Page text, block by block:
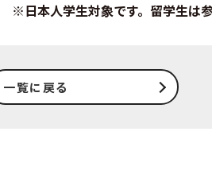
※日本人学生対象です。留学生は
一覧に戻る